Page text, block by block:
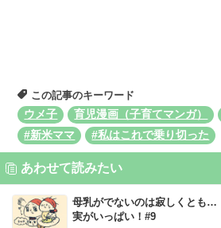
この記事のキーワード
ウメ子
育児漫画（子育てマンガ）
#新米ママ
#私はこれで乗り切った
あわせて読みたい
母乳がでないのは寂しくとも…
実がいっぱい！#9